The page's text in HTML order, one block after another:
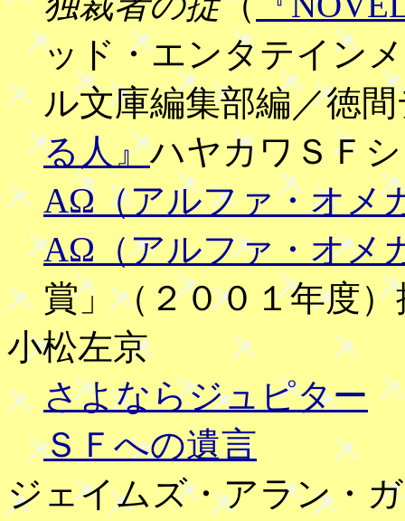
ッド・エンタテイン
ル文庫編集部編／
る人』ハヤカワＳＦ
ΑΩ（アルファ・オメ
ΑΩ（アルファ・オメ
賞」（２００１年度
小松左京
さよならジュピター
ＳＦへの遺言
ジェイムズ・アラン・